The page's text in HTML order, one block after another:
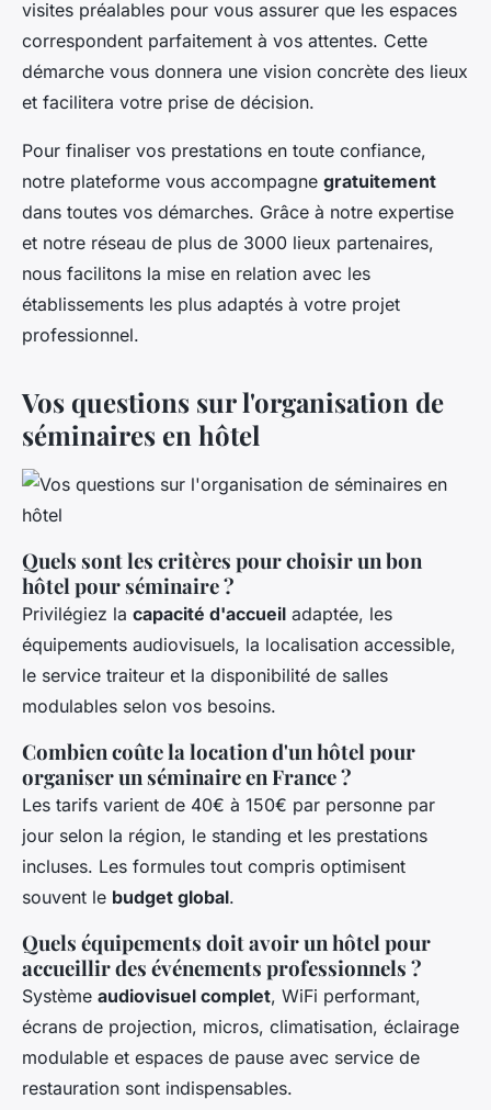
visites préalables pour vous assurer que les espaces
correspondent parfaitement à vos attentes. Cette
démarche vous donnera une vision concrète des lieux
et facilitera votre prise de décision.
Pour finaliser vos prestations en toute confiance,
notre plateforme vous accompagne gratuitement
dans toutes vos démarches. Grâce à notre expertise
et notre réseau de plus de 3000 lieux partenaires,
nous facilitons la mise en relation avec les
établissements les plus adaptés à votre projet
professionnel.
Vos questions sur l'organisation de
séminaires en hôtel
Quels sont les critères pour choisir un bon
hôtel pour séminaire ?
Privilégiez la capacité d'accueil adaptée, les
équipements audiovisuels, la localisation accessible,
le service traiteur et la disponibilité de salles
modulables selon vos besoins.
Combien coûte la location d'un hôtel pour
organiser un séminaire en France ?
Les tarifs varient de 40€ à 150€ par personne par
jour selon la région, le standing et les prestations
incluses. Les formules tout compris optimisent
souvent le budget global.
Quels équipements doit avoir un hôtel pour
accueillir des événements professionnels ?
Système audiovisuel complet, WiFi performant,
écrans de projection, micros, climatisation, éclairage
modulable et espaces de pause avec service de
restauration sont indispensables.